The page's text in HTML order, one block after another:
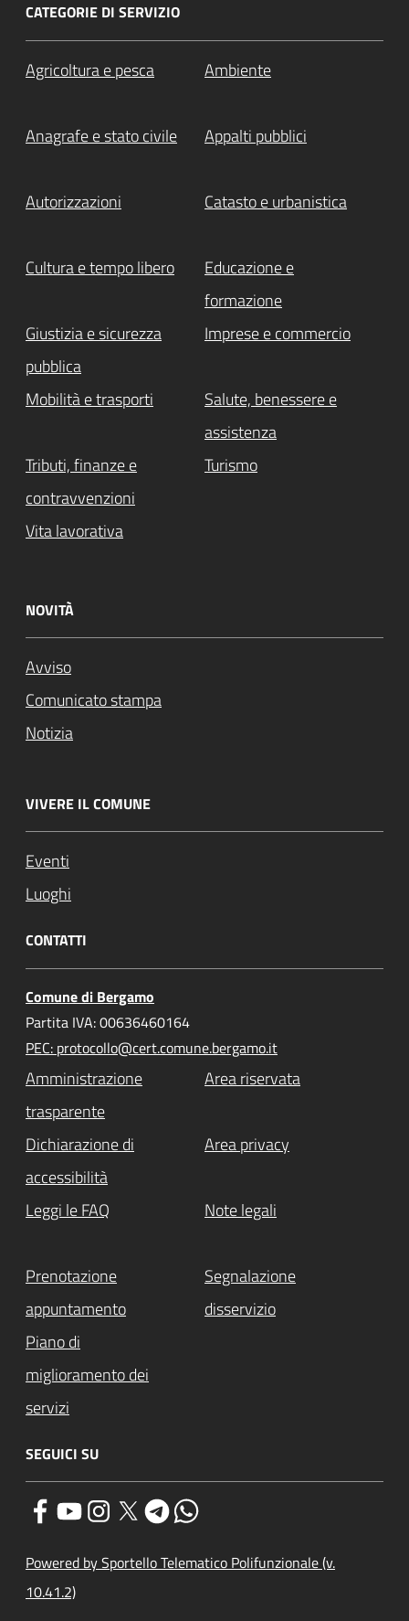
CATEGORIE DI SERVIZIO
Agricoltura e pesca Ambiente
Anagrafe e stato civile Appalti pubblici
Autorizzazioni Catasto e urbanistica
Cultura e tempo libero
Educazione e
formazione
Giustizia e sicurezza
pubblica
Imprese e commercio
Mobilità e trasporti
Salute, benessere e
assistenza
Tributi, finanze e
contravvenzioni
Turismo
Vita lavorativa
NOVITÀ
Avviso
Comunicato stampa
Notizia
VIVERE IL COMUNE
Eventi
Luoghi
CONTATTI
Comune di Bergamo
Partita IVA: 00636460164
PEC: protocollo@cert.comune.bergamo.it
Amministrazione
trasparente
Area riservata
Dichiarazione di
accessibilità
Area privacy
Leggi le FAQ Note legali
Prenotazione
appuntamento
Segnalazione
disservizio
Piano di
miglioramento dei
servizi
SEGUICI SU
Powered by Sportello Telematico Polifunzionale (v.
10.41.2)